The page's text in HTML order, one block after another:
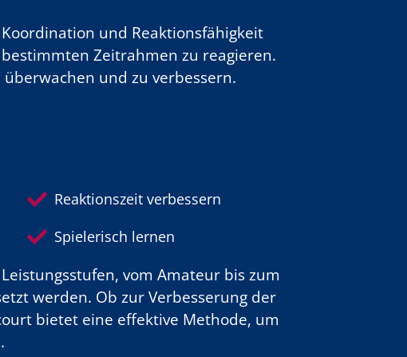
und Reaktionsfähigkeit
Zeitrahmen zu reagieren.
und zu verbessern.
Reaktionszeit verbessern
Spielerisch lernen
vom Amateur bis zum
werden. Ob zur Verbesserung der
bietet eine effektive Methode, um